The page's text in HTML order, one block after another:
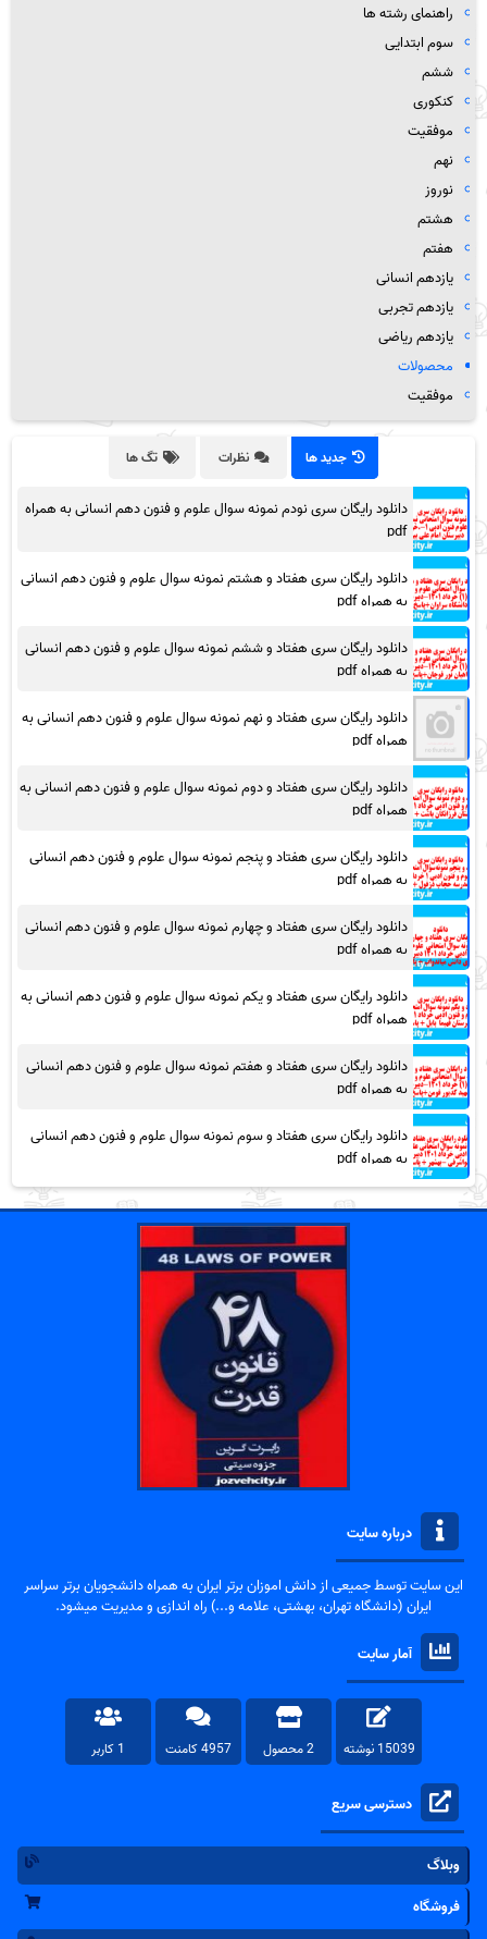
راهنمای رشته ها
سوم ابتدایی
ششم
کنکوری
موفقیت
نهم
نوروز
هشتم
هفتم
یازدهم انسانی
یازدهم تجربی
یازدهم ریاضی
محصولات
موفقیت
جدید ها نظرات تگ ها
دانلود رایگان سری نودم نمونه سوال علوم و فنون دهم انسانی به همراه
pdf
دانلود رایگان سری هفتاد و هشتم نمونه سوال علوم و فنون دهم انسانی
به همراه pdf
دانلود رایگان سری هفتاد و ششم نمونه سوال علوم و فنون دهم انسانی
به همراه pdf
دانلود رایگان سری هفتاد و نهم نمونه سوال علوم و فنون دهم انسانی به
همراه pdf
دانلود رایگان سری هفتاد و دوم نمونه سوال علوم و فنون دهم انسانی به
همراه pdf
دانلود رایگان سری هفتاد و پنجم نمونه سوال علوم و فنون دهم انسانی
به همراه pdf
دانلود رایگان سری هفتاد و چهارم نمونه سوال علوم و فنون دهم انسانی
به همراه pdf
دانلود رایگان سری هفتاد و یکم نمونه سوال علوم و فنون دهم انسانی به
همراه pdf
دانلود رایگان سری هفتاد و هفتم نمونه سوال علوم و فنون دهم انسانی
به همراه pdf
دانلود رایگان سری هفتاد و سوم نمونه سوال علوم و فنون دهم انسانی
به همراه pdf
درباره سایت
این سایت توسط جمیعی از دانش اموزان برتر ایران به همراه دانشجویان برتر سراسر
ایران (دانشگاه تهران، بهشتی، علامه و...) راه اندازی و مدیریت میشود.
آمار سایت
15039 نوشته 2 محصول 4957 کامنت 1 کاربر
دسترسی سریع
وبلاگ
فروشگاه